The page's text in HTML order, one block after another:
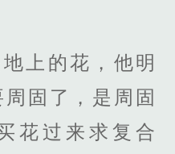
上的花，他明
固了，是周固
花过来求复合